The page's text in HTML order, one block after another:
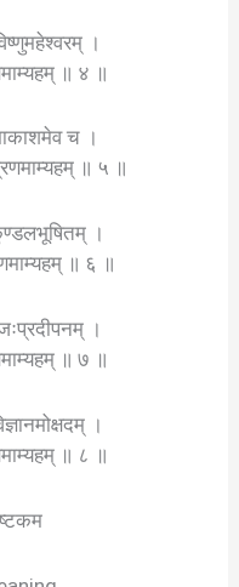
।
॥ ४ ॥
च ।
॥ ५ ॥
।
॥ ६ ॥
।
॥ ७ ॥
।
॥ ८ ॥